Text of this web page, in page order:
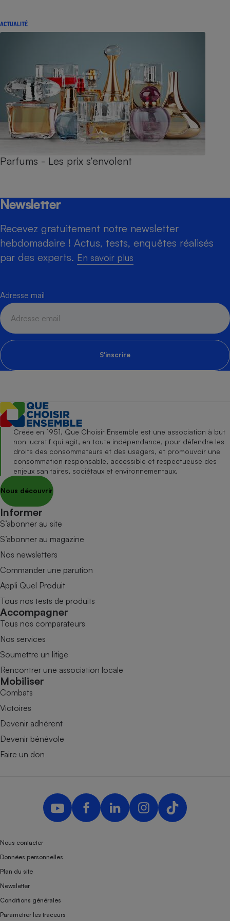
ACTUALITÉ
Parfums - Les prix s’envolent
Newsletter
Recevez gratuitement notre newsletter
hebdomadaire ! Actus, tests, enquêtes réalisés
par des experts. En savoir plus
Adresse mail
S'inscrire
Créée en 1951, Que Choisir Ensemble est une association à but
non lucratif qui agit, en toute indépendance, pour défendre les
droits des consommateurs et des usagers, et promouvoir une
consommation responsable, accessible et respectueuse des
enjeux sanitaires, sociétaux et environnementaux.
Nous découvrir
Informer
S’abonner au site
S’abonner au magazine
Nos newsletters
Commander une parution
Appli Quel Produit
Tous nos tests de produits
Accompagner
Tous nos comparateurs
Nos services
Soumettre un litige
Rencontrer une association locale
Mobiliser
Combats
Victoires
Devenir adhérent
Devenir bénévole
Faire un don
Nous contacter
Données personnelles
Plan du site
Newsletter
Conditions générales
Paramétrer les traceurs